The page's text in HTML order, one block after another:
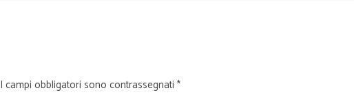
I campi obbligatori sono contrassegnati *